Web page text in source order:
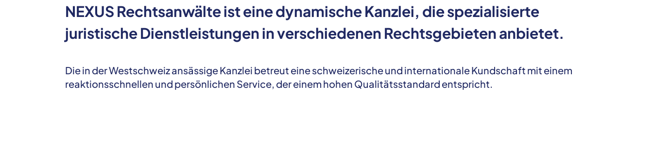
NEXUS Rechtsanwälte ist eine dynamische Kanzlei, die spezialisierte
juristische Dienstleistungen in verschiedenen Rechtsgebieten anbietet.
Die in der Westschweiz ansässige Kanzlei betreut eine schweizerische und internationale Kundschaft mit einem
reaktionsschnellen und persönlichen Service, der einem hohen Qualitätsstandard entspricht.